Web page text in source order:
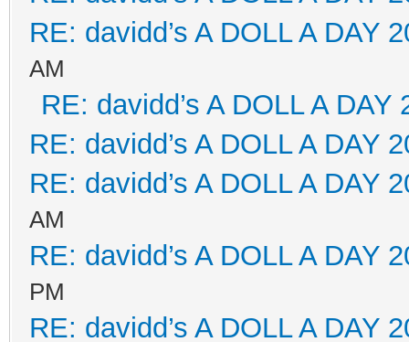
RE: davidd’s A DOLL A DAY
AM
RE: davidd’s A DOLL A DAY
RE: davidd’s A DOLL A DAY
RE: davidd’s A DOLL A DAY
AM
RE: davidd’s A DOLL A DAY
PM
RE: davidd’s A DOLL A DAY